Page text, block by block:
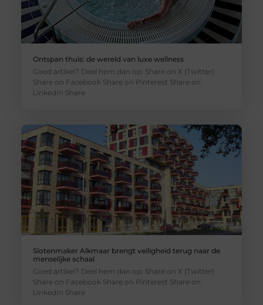
Ontspan thuis: de wereld van luxe wellness
Goed artikel? Deel hem dan op: Share on X (Twitter)
Share on Facebook Share on Pinterest Share on
LinkedIn Share
Slotenmaker Alkmaar brengt veiligheid terug naar de
menselijke schaal
Goed artikel? Deel hem dan op: Share on X (Twitter)
Share on Facebook Share on Pinterest Share on
LinkedIn Share